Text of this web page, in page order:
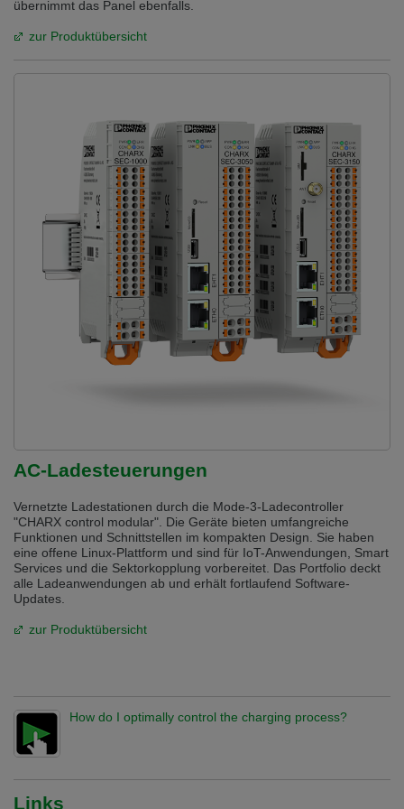
übernimmt das Panel ebenfalls.
zur Produktübersicht
AC-Ladesteuerungen
Vernetzte Ladestationen durch die Mode-3-Ladecontroller
"CHARX control modular". Die Geräte bieten umfangreiche
Funktionen und Schnittstellen im kompakten Design. Sie haben
eine offene Linux-Plattform und sind für IoT-Anwendungen, Smart
Services und die Sektorkopplung vorbereitet. Das Portfolio deckt
alle Ladeanwendungen ab und erhält fortlaufend Software-
Updates.
zur Produktübersicht
How do I optimally control the charging process?
Links